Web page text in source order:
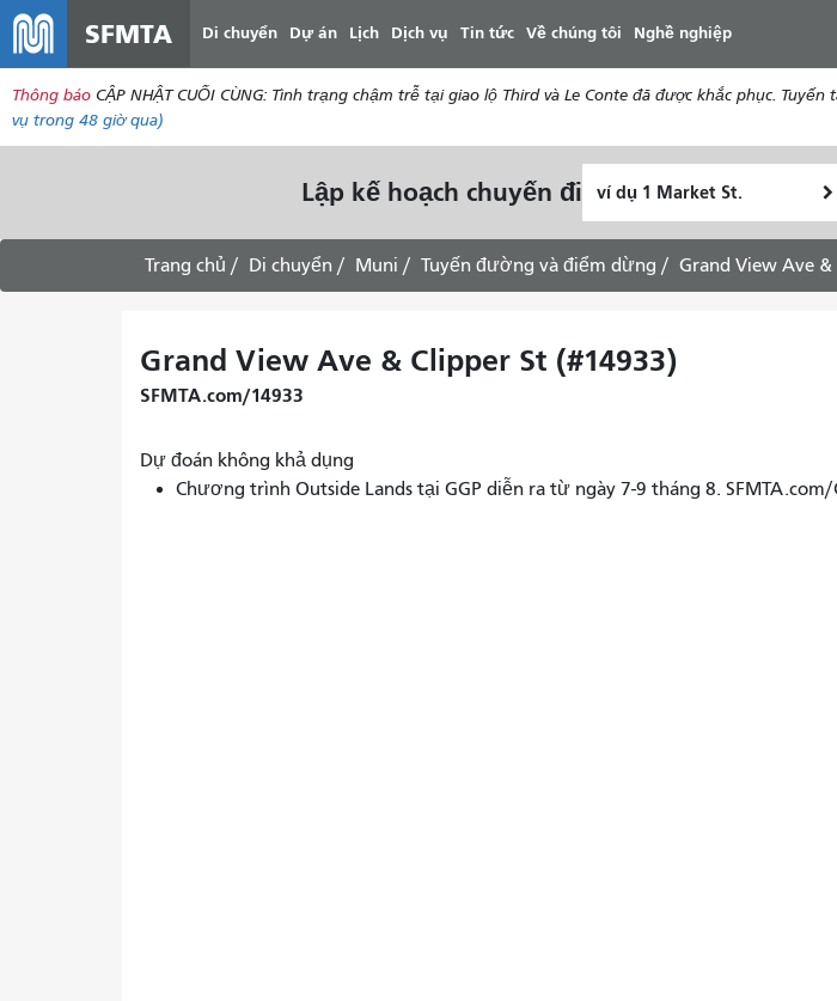
SFMTA Di chuyển Dự án Lịch Dịch vụ Tin tức Về chúng tôi Nghề nghiệp
Thông báo CẬP NHẬT CUỐI CÙNG: Tình trạng chậm trễ tại giao lộ Third và Le Conte đã được khắc phục.
vụ trong 48 giờ qua)
Lập kế hoạch chuyến đi
bắt
đầu
Trang chủ Di chuyển Muni Tuyến đường và điểm dừng Grand View Ave
Grand View Ave & Clipper St (#14933)
SFMTA.com/14933
Dự đoán không khả dụng
Chương trình Outside Lands tại GGP diễn ra từ ngày 7-9 tháng 8. SFMTA.com/